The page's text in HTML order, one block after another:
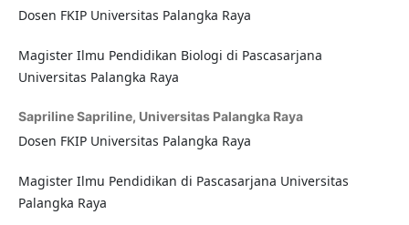
Dosen FKIP Universitas Palangka Raya
Magister Ilmu Pendidikan Biologi di Pascasarjana
Universitas Palangka Raya
Sapriline Sapriline, Universitas Palangka Raya
Dosen FKIP Universitas Palangka Raya
Magister Ilmu Pendidikan di Pascasarjana Universitas
Palangka Raya